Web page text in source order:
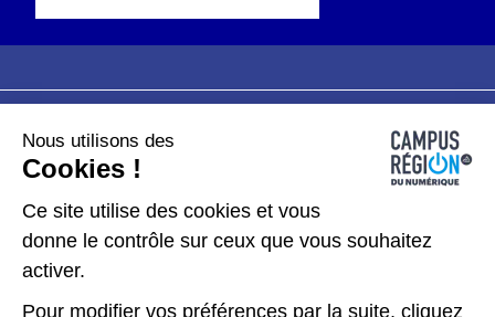
Plan du site
Données personnelles
Nous utilisons des
Cookies !
Ce site utilise des cookies et vous
donne le contrôle sur ceux que vous souhaitez
activer.
Pour modifier vos préférences par la suite, cliquez